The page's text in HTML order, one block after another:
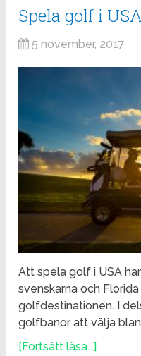
Spela golf i USA
5 november, 2017
Att spela golf i USA
svenskarna och
golfdestinationen. I
golfbanor att välja
[Fortsätt läsa...]